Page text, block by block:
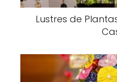
Lustres de